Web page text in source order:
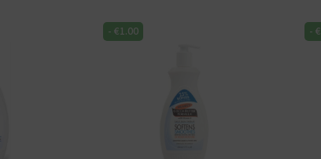
10.6oz/
315
- €1.00 - €